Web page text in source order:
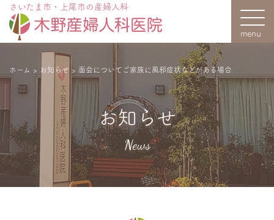
さいたま市・上尾市の産婦人科
ホーム > お知らせ > 面会についてご家族に風邪症状などがある場合
お知らせ